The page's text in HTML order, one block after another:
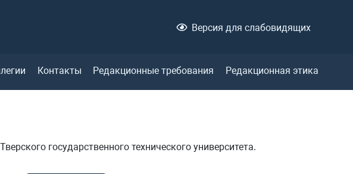
Версия для слабовидящих
Контакты Редакционные требования Редакционная этика
государственного технического университета.